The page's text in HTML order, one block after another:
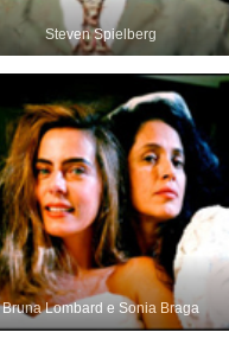
Steven Spielberg
Bruna Lombard e Sonia Braga